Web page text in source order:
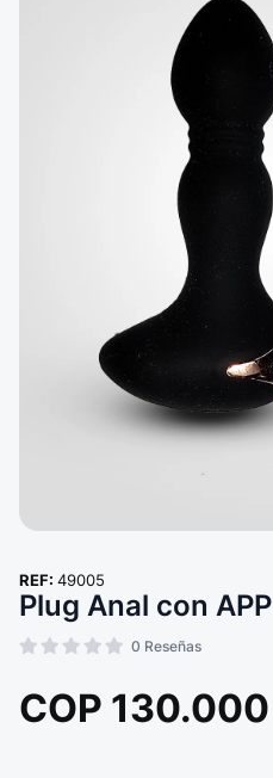
REF: 49005
Plug Anal con APP
0 Reseñas
COP 130.000